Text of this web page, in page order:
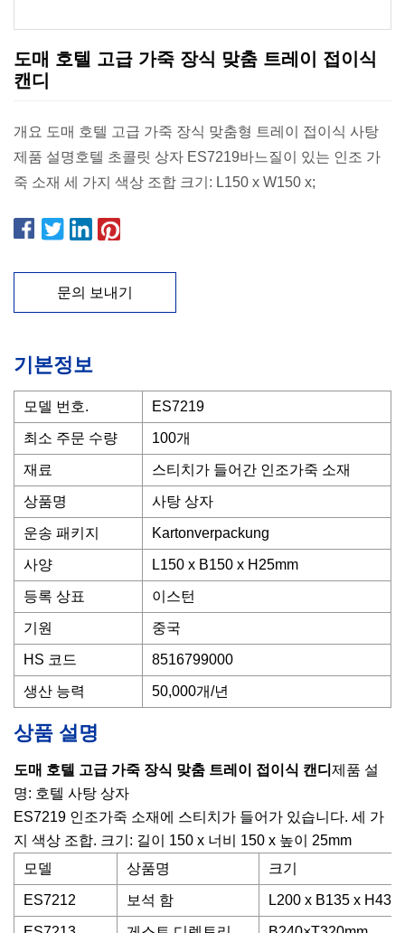
도매 호텔 고급 가죽 장식 맞춤 트레이 접이식
캔디
개요 도매 호텔 고급 가죽 장식 맞춤형 트레이 접이식 사탕
제품 설명호텔 초콜릿 상자 ES7219바느질이 있는 인조 가
죽 소재 세 가지 색상 조합 크기: L150 x W150 x;
문의 보내기
기본정보
모델 번호. ES7219
최소 주문 수량 100개
재료 스티치가 들어간 인조가죽 소재
상품명 사탕 상자
운송 패키지 Kartonverpackung
사양 L150 x B150 x H25mm
등록 상표 이스턴
기원 중국
HS 코드 8516799000
생산 능력 50,000개/년
상품 설명
도매 호텔 고급 가죽 장식 맞춤 트레이 접이식 캔디 제품 설
명: 호텔 사탕 상자
ES7219 인조가죽 소재에 스티치가 들어가 있습니다. 세 가
지 색상 조합. 크기: 길이 150 x 너비 150 x 높이 25mm
모델
상품명 크기
ES7212 보석 함 L200 x B135 x